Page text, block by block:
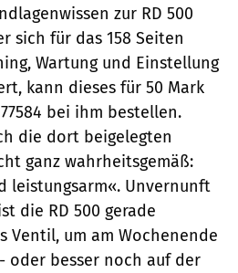
zur RD 500
sich für das 158 Seiten
Wartung und Einstellung
kann dieses für 50 Mark
bei ihm bestellen.
die dort beigelegten
ganz wahrheitsgemäß:
leistungsarm«. Unvernunft
die RD 500 gerade
Ventil, um am Wochenende
oder besser noch auf der